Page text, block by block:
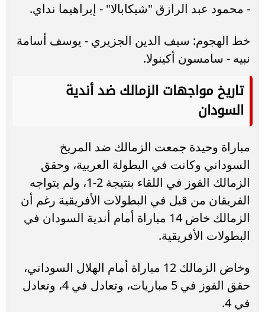
- محمود عبد الرازق "شيكابالا" - إبراهيما نداي.
خط الهجوم: سيف الدين الجزيري - يوسف أسامة
نبيه - سامسون أكينولا.
تاريخ مواجهات الزمالك ضد أندية
السودان
مباراة وحيدة جمعت الزمالك ضد المريخ
السوداني وكانت في البطولة العربية، وحقق
الزمالك الفوز في اللقاء بنتيجة 2-1، ولم يتواجه
الفريقان من قبل في البطولات الأفريقية رغم أن
الزمالك خاض 14 مباراة أمام أندية السودان في
البطولات الأفريقية.
وخاض الزمالك 12 مباراة أمام الهلال السوداني،
حقق الفوز في 5 مباريات، وتعادل في 4، وتعادل
في 4.